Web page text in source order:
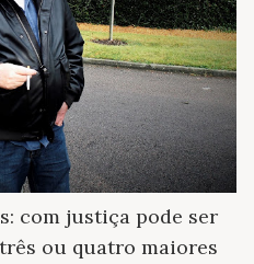
com justiça pode ser
ou quatro maiores